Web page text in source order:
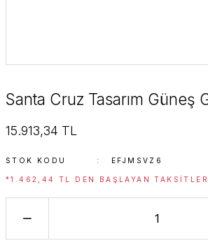
Santa Cruz Tasarım Güneş
15.913,34 TL
STOK KODU EFJMSVZ6
*1.462,44 TL DEN BAŞLAYAN